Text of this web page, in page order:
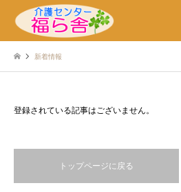
新着情報
登録されている記事はございません。
トップページに戻る